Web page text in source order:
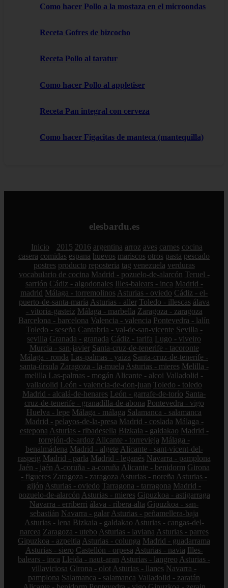
Como hacer Pollo a la mostaza en el microondas
Receta Gofres de bizcocho
Receta Pollo al taratur
Como hacer Pollo al appletiser
Receta Pan integral con cerveza
Como hacer Figacitas de manteca (mantequilla)
elesbardu.es
Inicio 2015 2016 argentina arroz aves carnes cocina
casera comidas espana huevos mariscos otros pasta pescado
postres producto reposteria tag venezuela verduras
vocabulario de cocina Madrid - pozuelo-de-alarcón Teruel -
sarrión Cádiz - algodonales Illes-balears - inca Madrid -
madrid Málaga - torremolinos Asturias - oviedo Cádiz - el-
puerto-de-santa-maría Asturias - aller Toledo - illescas álava
- vitoria-gasteiz Málaga - marbella Zaragoza - zaragoza
Barcelona - barcelona Valencia - valencia Pontevedra - lalín
Toledo - seseña Cantabria - val-de-san-vicente Sevilla -
sevilla Granada - granada Cádiz - tarifa Lugo - viveiro
Murcia - san-javier Santa-cruz-de-tenerife - tacoronte
Málaga - ronda Las-palmas - yaiza Santa-cruz-de-tenerife -
santa-úrsula Zaragoza - la-muela Asturias - mieres Melilla -
melilla Las-palmas - mogán Alicante - alcoi Valladolid -
valladolid León - valencia-de-don-juan Toledo - toledo
Madrid - alcalá-de-henares León - garrafe-de-torío Santa-
cruz-de-tenerife - granadilla-de-abona Pontevedra - vigo
Huelva - lepe Málaga - málaga Salamanca - salamanca
Madrid - pelayos-de-la-presa Madrid - coslada Málaga -
estepona Asturias - ribadesella Bizkaia - galdakao Madrid -
torrejón-de-ardoz Alicante - torrevieja Málaga -
benalmádena Madrid - algete Alicante - sant-vicent-del-
raspeig Madrid - parla Madrid - leganés Navarra - pamplona
Jaén - jaén A-coruña - a-coruña Alicante - benidorm Girona
- figueres Zaragoza - zaragoza Asturias - noreña Asturias -
gijón Asturias - oviedo Tarragona - tarragona Madrid -
pozuelo-de-alarcón Asturias - mieres Gipuzkoa - astigarraga
Navarra - erriberri álava - ribera-alta Gipuzkoa - san-
sebastián Navarra - galar Asturias - peñamellera-baja
Asturias - lena Bizkaia - galdakao Asturias - cangas-del-
narcea Zaragoza - utebo Asturias - laviana Asturias - parres
Gipuzkoa - azpeitia Asturias - colunga Madrid - guadarrama
Asturias - siero Castellón - orpesa Asturias - navia Illes-
balears - inca Lleida - naut-aran Asturias - langreo Asturias -
villaviciosa Girona - olot Asturias - llanes Navarra -
pamplona Salamanca - salamanca Valladolid - zaratán